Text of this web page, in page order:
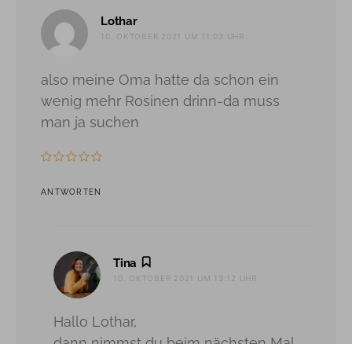
Lotharsagt:
10. OKTOBER 2021 UM 11:03 UHR
also meine Oma hatte da schon ein
wenig mehr Rosinen drinn-da muss
man ja suchen
ANTWORTEN
Tina
10. OKTOBER 2021 UM 13:12 UHR
Hallo Lothar,